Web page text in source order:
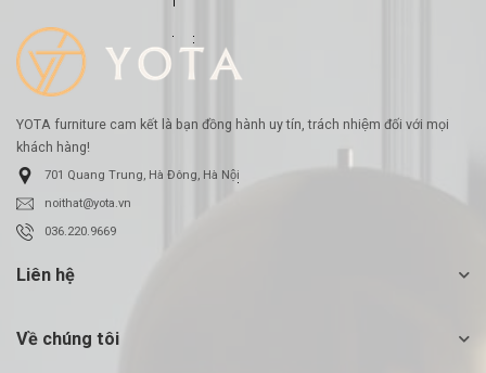
YOTA furniture cam kết là bạn đồng hành uy tín, trách nhiệm đối với mọi
khách hàng!
701 Quang Trung, Hà Đông, Hà Nội
noithat@yota.vn
036.220.9669
Liên hệ
Về chúng tôi